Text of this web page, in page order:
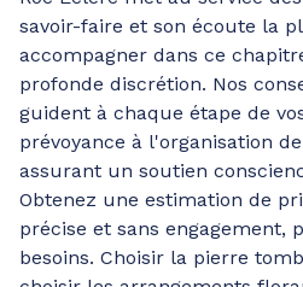
savoir-faire et son écoute la
accompagner dans ce
profonde discrétion. Nos
guident à chaque étape de
prévoyance à l'organisation
assurant un soutien
Obtenez une estimation de
précise et sans engagement,
besoins. Choisir la pierre